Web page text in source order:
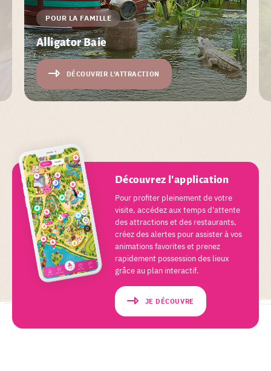
POUR LA FAMILLE
Alligator Baie
DÉCOUVRIR L'ATTRACTION
Découvrez l'application
Pour profiter pleinement de votre
visite, accédez aux temps d'attente
des attractions et des restaurants,
créez des alertes pour assister à vos
animations favorites et prenez
rapidement possession des lieux
grâce au plan interactif.
JE DÉCOUVRE